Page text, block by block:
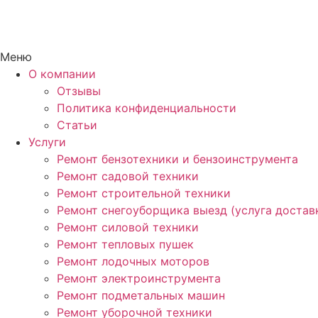
Меню
О компании
Отзывы
Политика конфиденциальности
Статьи
Услуги
Ремонт бензотехники и бензоинструмента
Ремонт садовой техники
Ремонт строительной техники
Ремонт снегоуборщика выезд (услуга
Ремонт силовой техники
Ремонт тепловых пушек
Ремонт лодочных моторов
Ремонт электроинструмента
Ремонт подметальных машин
Ремонт уборочной техники